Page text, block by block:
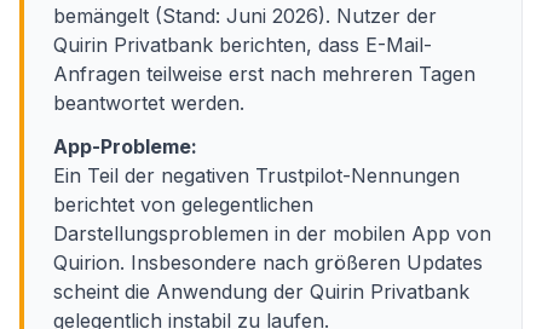
bemängelt (Stand: Juni 2026). Nutzer der
Quirin Privatbank berichten, dass E-Mail-
Anfragen teilweise erst nach mehreren Tagen
beantwortet werden.
App-Probleme:
Ein Teil der negativen Trustpilot-Nennungen
berichtet von gelegentlichen
Darstellungsproblemen in der mobilen App von
Quirion. Insbesondere nach größeren Updates
scheint die Anwendung der Quirin Privatbank
gelegentlich instabil zu laufen.